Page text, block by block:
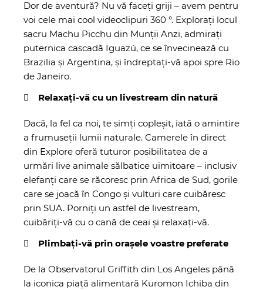
Dor de aventură? Nu vă faceți griji – avem pentru
voi cele mai cool videoclipuri 360 °. Explorați locul
sacru Machu Picchu din Munții Anzi, admirați
puternica cascadă Iguazú, ce se învecinează cu
Brazilia și Argentina, și îndreptați-vă apoi spre Rio
de Janeiro.
Relaxați-vă cu un livestream din natură
Dacă, la fel ca noi, te simți copleșit, iată o amintire
a frumuseții lumii naturale. Camerele în direct
din Explore oferă tuturor posibilitatea de a
urmări live animale sălbatice uimitoare – inclusiv
elefanți care se răcoresc prin Africa de Sud, gorile
care se joacă în Congo și vulturi care cuibăresc
prin SUA. Porniți un astfel de livestream,
cuibăriți-vă cu o cană de ceai și relaxați-vă.
Plimbați-vă prin orașele voastre preferate
De la Observatorul Griffith din Los Angeles până
la iconica piață alimentară Kuromon Ichiba din